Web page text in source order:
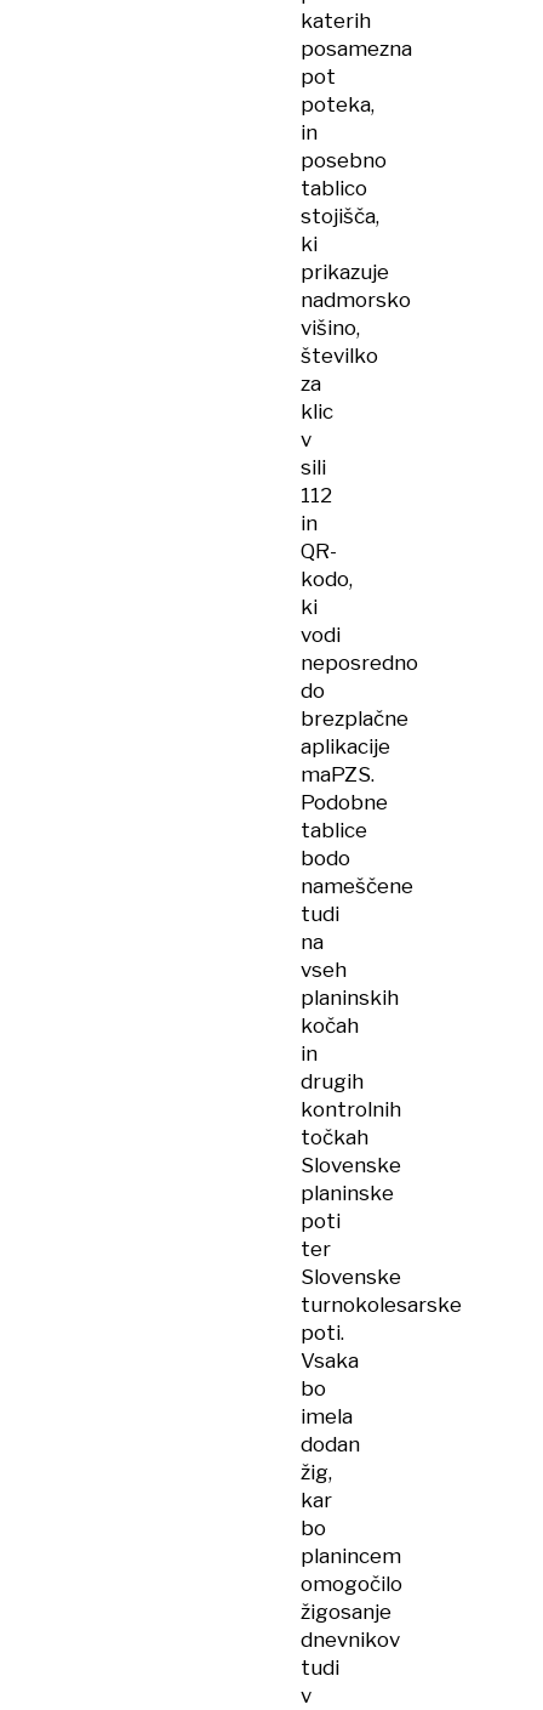
katerih
posamezna
pot
poteka,
in
posebno
tablico
stojišča,
ki
prikazuje
nadmorsko
višino,
številko
za
klic
v
sili
112
in
QR-
kodo,
ki
vodi
neposredno
do
brezplačne
aplikacije
maPZS.
Podobne
tablice
bodo
nameščene
tudi
na
vseh
planinskih
kočah
in
drugih
kontrolnih
točkah
Slovenske
planinske
poti
ter
Slovenske
turnokolesarske
poti.
Vsaka
bo
imela
dodan
žig,
kar
bo
planincem
omogočilo
žigosanje
dnevnikov
tudi
v